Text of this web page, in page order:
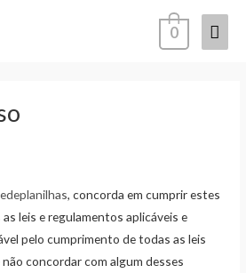
0
, concorda em cumprir estes
leis e regulamentos aplicáveis ​​e
pelo cumprimento de todas as leis
concordar com algum desses